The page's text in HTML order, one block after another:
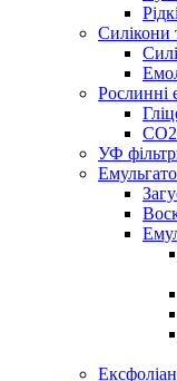
Силікони
Рослинні
СО2
УФ